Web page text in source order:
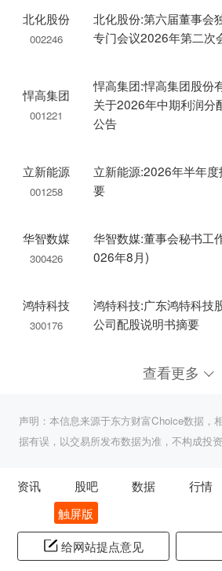
北化股份
002246
北化股份:第六届董事会
专门会议2026年第二次
悍高集团
001221
悍高集团:悍高集团股份
关于2026年中期利润分
公告
立新能源
001258
立新能源:2026年半年度
要
华智数媒
300426
华智数媒:董事会秘书工
026年8月)
鸿特科技
300176
鸿特科技:广东鸿特科技
公司配股说明书摘要
查看更多
声明：本信息来源于东方财富Choice数据，
据有误，以交易所发布数据为准，不构成投资
资讯 股吧 数据 行情
触屏版
给网站提点意见